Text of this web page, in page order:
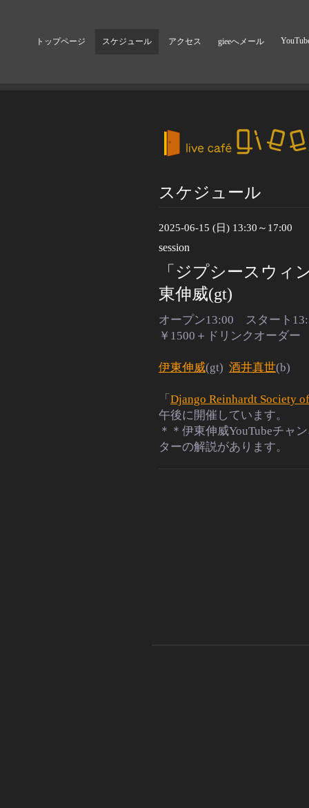
トップページ スケジュール アクセス gieeへメール
スケジュール
2025-06-15 (日) 13:30～17:00
session
「ジプシースウィ
東伸威(gt)
オープン13:00 スタート
￥1500＋ドリンクオーダ
伊東伸威(gt) 酒井真世(b)
「 Django Reinhardt Society
午後に開催しています。
＊＊伊東伸威YouTubeチャ
ターの解説があります。